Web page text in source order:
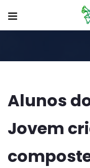
Alunos
Jovem